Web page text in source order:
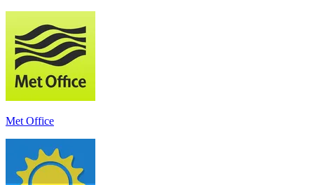
Met Office